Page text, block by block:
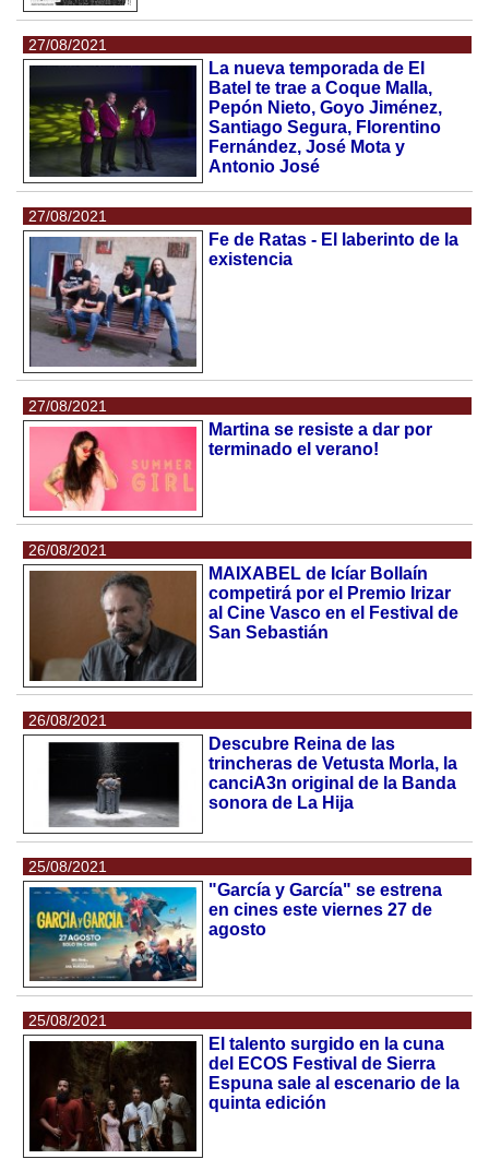
27/08/2021
La nueva temporada de El
Batel te trae a Coque Malla,
Pepón Nieto, Goyo Jiménez,
Santiago Segura, Florentino
Fernández, José Mota y
Antonio José
27/08/2021
Fe de Ratas - El laberinto de la
existencia
27/08/2021
Martina se resiste a dar por
terminado el verano!
26/08/2021
MAIXABEL de Icíar Bollaín
competirá por el Premio Irizar
al Cine Vasco en el Festival de
San Sebastián
26/08/2021
Descubre Reina de las
trincheras de Vetusta Morla, la
canciA3n original de la Banda
sonora de La Hija
25/08/2021
"García y García" se estrena
en cines este viernes 27 de
agosto
25/08/2021
El talento surgido en la cuna
del ECOS Festival de Sierra
Espuna sale al escenario de la
quinta edición